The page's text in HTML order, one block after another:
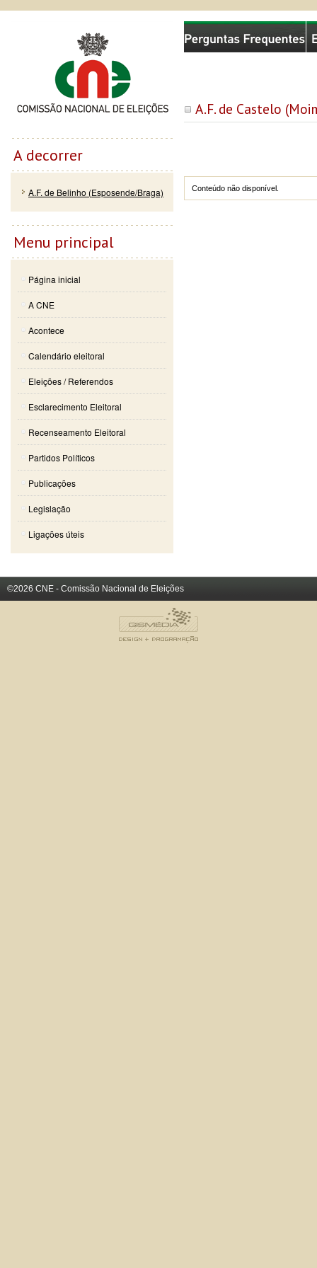
A.F. de Castelo
Conteúdo não disponível.
Comissão Nacional de Eleições
A decorrer
A.F. de Belinho (Esposende/Braga)
Menu principal
Página inicial
A CNE
Acontece
Calendário eleitoral
Eleições / Referendos
Esclarecimento Eleitoral
Recenseamento Eleitoral
Partidos Políticos
Publicações
Legislação
Ligações úteis
©2026 CNE - Comissão Nacional de Eleições